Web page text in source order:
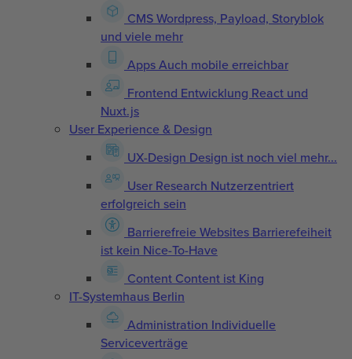
CMSWordpress, Payload, Storyblok
und viele mehr
AppsAuch mobile erreichbar
Frontend Entwicklung React und
Nuxt.js
User Experience & Design
UX-Design Design ist noch viel mehr...
User Research Nutzerzentriert
erfolgreich sein
Barrierefreie Websites Barrierefeiheit
ist kein Nice-To-Have
Content Content ist King
IT-Systemhaus Berlin
Administration Individuelle
Serviceverträge